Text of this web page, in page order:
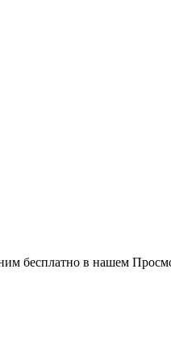
бесплатно в нашем